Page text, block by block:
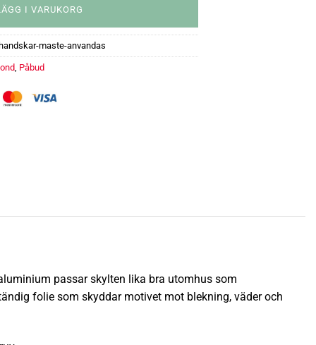
I VARUKORG
maste-anvandas
Påbud
passar skylten lika bra utomhus som
folie som skyddar motivet mot blekning, väder och